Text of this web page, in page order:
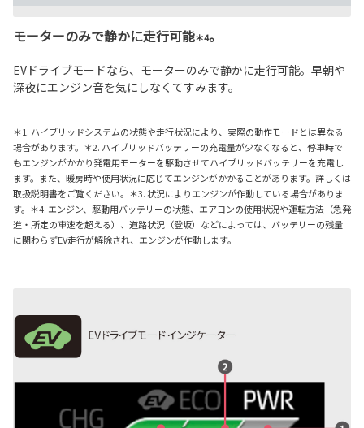
モーターのみで静かに走行可能＊4。
EVドライブモードなら、モーターのみで静かに走行可能。早朝や
深夜にエンジン音を気にしなくてすみます。
＊1. ハイブリッドシステムの状態や走行状況により、実際の動作モードとは異なる
場合があります。＊2. ハイブリッドバッテリーの充電量が少なくなると、停車時で
もエンジンがかかり発電用モーターを駆動させてハイブリッドバッテリーを充電し
ます。また、暖房時や使用状況に応じてエンジンがかかることがあります。詳しくは
取扱説明書をご覧ください。＊3. 状況によりエンジンが作動している場合がありま
す。＊4. エンジン、駆動用バッテリーの状態、エアコンの使用状況や運転方法（急発
進・所定の車速を超える）、道路状況（登坂）などによっては、バッテリーの残量
に関わらずEV走行が解除され、エンジンが作動します。